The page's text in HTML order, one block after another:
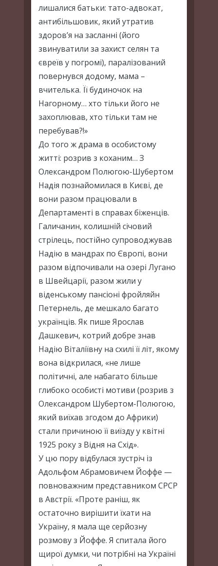
лишалися батьки: тато-адвокат,
антибільшовик, який утратив
здоров’я на засланні (його
звинуватили за захист селян та
євреїв у погромі), паралізований
повернувся додому, мама –
вчителька. Її будиночок на
Нагорному… хто тільки його не
захоплював, хто тільки там не
перебував?!»
До того ж драма в особистому
житті: розрив з коханим… З
Олександром Полюгою-Шубертом
Надія познайомилася в Києві, де
вони разом працювали в
Департаменті в справах біженців.
Галичанин, колишній січовий
стрілець, постійно супроводжував
Надію в мандрах по Європі, вони
разом відпочивали на озері Лугано
в Швейцарії, разом жили у
віденському пансіоні фройляйн
Петернель, де мешкало багато
українців. Як пише Ярослав
Дашкевич, котрий добре знав
Надію Віталіївну на схилі її літ, якому
вона відкрилася, «не лише
політичні, але набагато більше
глибоко особисті мотиви (розрив з
Олександром Шубертом-Полюгою,
який виїхав згодом до Африки)
стали причиною її виїзду у квітні
1925 року з Відня на Схід».
У цю пору відбулася зустріч із
Адольфом Абрамовичем Йоффе —
повноважним представником СРСР
в Австрії. «Проте раніш, як
остаточно вирішити їхати на
Україну, я мала ще серйозну
розмову з Йоффе. Я спитала його
щирої думки, чи потрібні на Україні